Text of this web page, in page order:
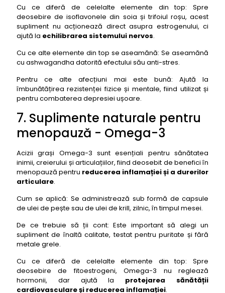
Cu ce diferă de celelalte elemente din top: Spre
deosebire de isoflavonele din soia și trifoiul roșu, acest
supliment nu acționează direct asupra estrogenului, ci
ajută la echilibrarea sistemului nervos.
Cu ce alte elemente din top se aseamănă: Se aseamănă
cu ashwagandha datorită efectului său anti-stres.
Pentru ce alte afecțiuni mai este bună: Ajută la
îmbunătățirea rezistenței fizice și mentale, fiind utilizat și
pentru combaterea depresiei ușoare.
7. Suplimente naturale pentru
menopauză - Omega-3
Acizii grași Omega-3 sunt esențiali pentru sănătatea
inimii, creierului și articulațiilor, fiind deosebit de benefici în
menopauză pentru reducerea inflamației și a durerilor
articulare.
Cum se aplică: Se administrează sub formă de capsule
de ulei de pește sau de ulei de krill, zilnic, în timpul mesei.
De ce trebuie să ții cont: Este important să alegi un
supliment de înaltă calitate, testat pentru puritate și fără
metale grele.
Cu ce diferă de celelalte elemente din top: Spre
deosebire de fitoestrogeni, Omega-3 nu reglează
hormonii, dar ajută la protejarea sănătății
cardiovasculare și reducerea inflamației.